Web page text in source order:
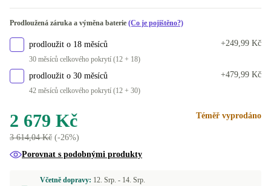
Prodloužená záruka a výměna baterie (Co je pojištěno?)
prodloužit o 18 měsíců
30 měsíců celkového pokrytí (12 + 18)
+249,99 Kč
prodloužit o 30 měsíců
42 měsíců celkového pokrytí (12 + 30)
+479,99 Kč
2 679 Kč
3 614,04 Kč (-26%)
Téměř vyprodáno
Porovnat s podobnými produkty
Včetně dopravy: 12. Srp. - 14. Srp.